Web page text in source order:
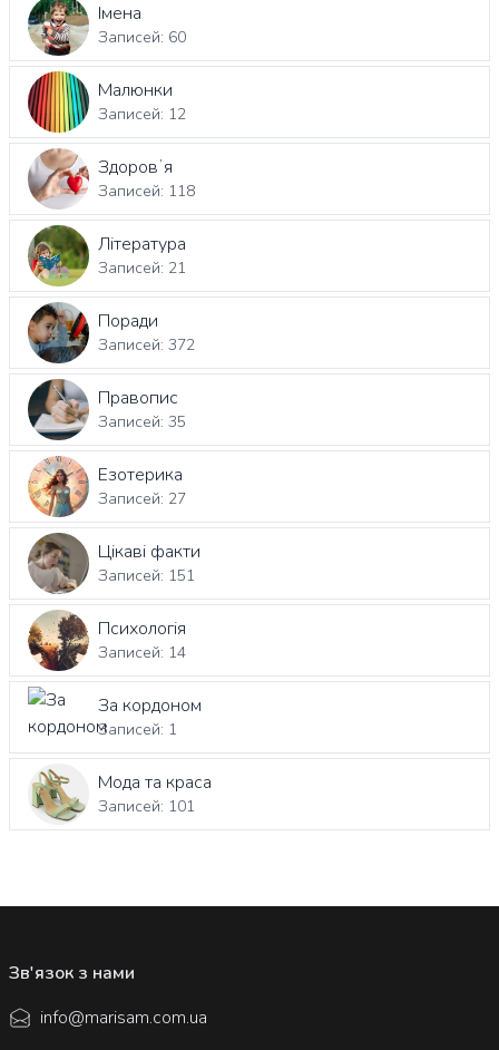
Імена
Записей: 60
Малюнки
Записей: 12
Здоровʼя
Записей: 118
Література
Записей: 21
Поради
Записей: 372
Правопис
Записей: 35
Езотерика
Записей: 27
Цікаві факти
Записей: 151
Психологія
Записей: 14
За кордоном
Записей: 1
Мода та краса
Записей: 101
Зв'язок з нами
info@marisam.com.ua